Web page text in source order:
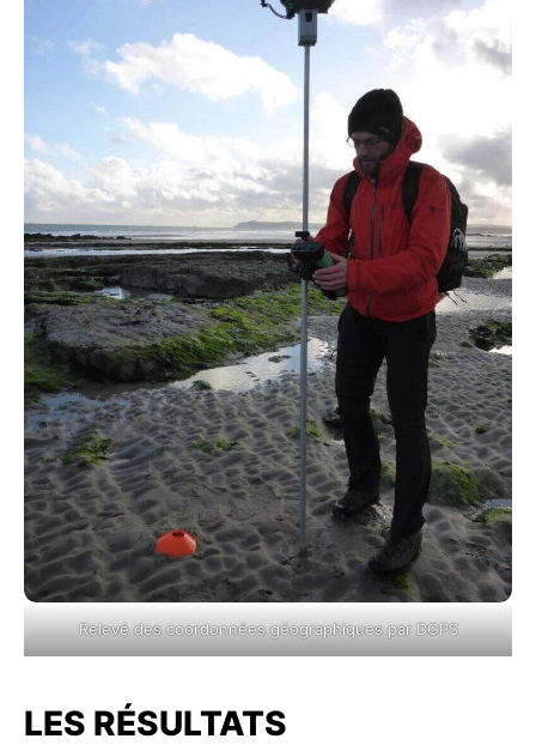
Relevé des coordonnées géographiques par DGPS
LES RÉSULTATS